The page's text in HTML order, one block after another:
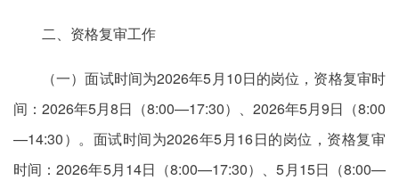
二、资格复审工作
（一）面试时间为2026年5月10日的岗位，资格复审时
间：2026年5月8日（8:00—17:30）、2026年5月9日（8:00
—14:30）。面试时间为2026年5月16日的岗位，资格复审
时间：2026年5月14日（8:00—17:30）、5月15日（8:00—